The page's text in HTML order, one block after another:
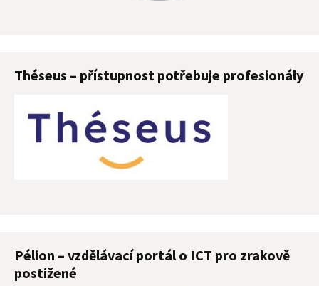
Théseus – přístupnost potřebuje profesionály
Pélion – vzdělávací portál o ICT pro zrakově
postižené